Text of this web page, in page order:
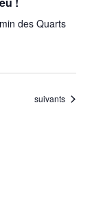
des Quarts
Évènements
suivants